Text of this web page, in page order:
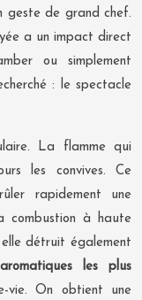
geste de grand chef.
a un impact direct
ou simplement
: le spectacle
La flamme qui
les convives. Ce
rapidement une
combustion à haute
détruit également
les plus
vie. On obtient une